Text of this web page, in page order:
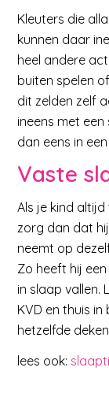
Kleuters die
kunnen daar
heel andere
buiten spelen
dit zelden zelf
ineens met
dan eens in
Vaste
Als je kind altijd
zorg dan dat
neemt op
Zo heeft hij
in slaap vallen.
KVD en thuis
hetzelfde
lees ook: